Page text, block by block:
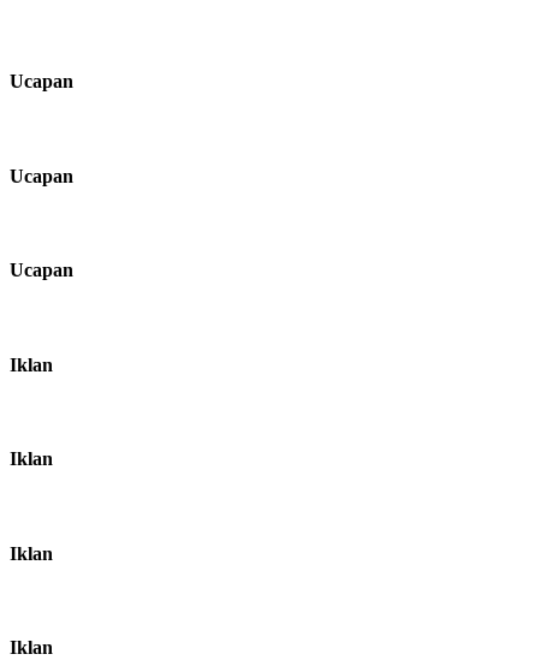
Ucapan
Ucapan
Ucapan
Iklan
Iklan
Iklan
Iklan